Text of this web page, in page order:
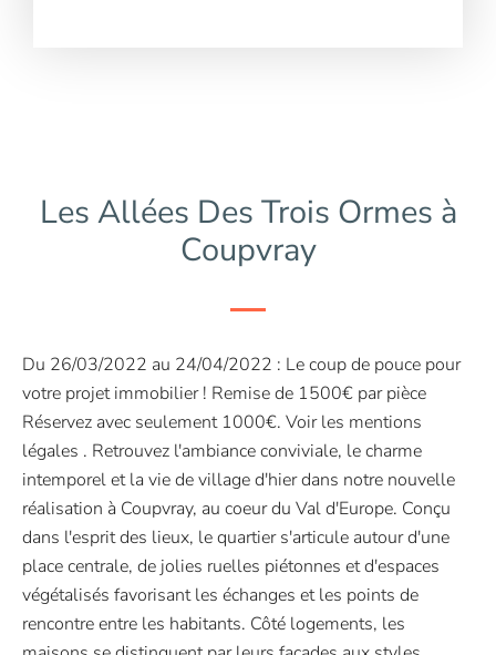
Les Allées Des Trois Ormes à
Coupvray
Du 26/03/2022 au 24/04/2022 : Le coup de pouce pour
votre projet immobilier ! Remise de 1500€ par pièce
Réservez avec seulement 1000€. Voir les mentions
légales . Retrouvez l'ambiance conviviale, le charme
intemporel et la vie de village d'hier dans notre nouvelle
réalisation à Coupvray, au coeur du Val d'Europe. Conçu
dans l'esprit des lieux, le quartier s'articule autour d'une
place centrale, de jolies ruelles piétonnes et d'espaces
végétalisés favorisant les échanges et les points de
rencontre entre les habitants. Côté logements, les